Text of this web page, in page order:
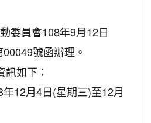
委員會108年9月12日
號函辦理。
訊如下：
12月4日(星期三)至12月